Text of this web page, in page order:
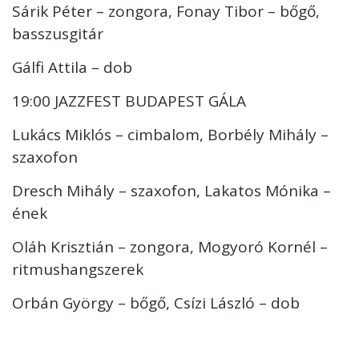
Sárik Péter – zongora, Fonay Tibor – bőgő,
basszusgitár
Gálfi Attila – dob
19:00 JAZZFEST BUDAPEST GÁLA
Lukács Miklós – cimbalom, Borbély Mihály –
szaxofon
Dresch Mihály – szaxofon, Lakatos Mónika –
ének
Oláh Krisztián – zongora, Mogyoró Kornél –
ritmushangszerek
Orbán György – bőgő, Csízi László – dob